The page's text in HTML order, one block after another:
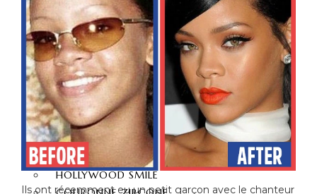
ESTHÉTIQUES DES
FESSES
LIFTING FESSIER – BBL
CHIRURGIE FESSIER
INJECTION FESSIER
ESTHÉTIQUE
DENTAIRE
HOLLYWOOD SMILE
Ils ont récemment eu un petit garçon avec le chanteur